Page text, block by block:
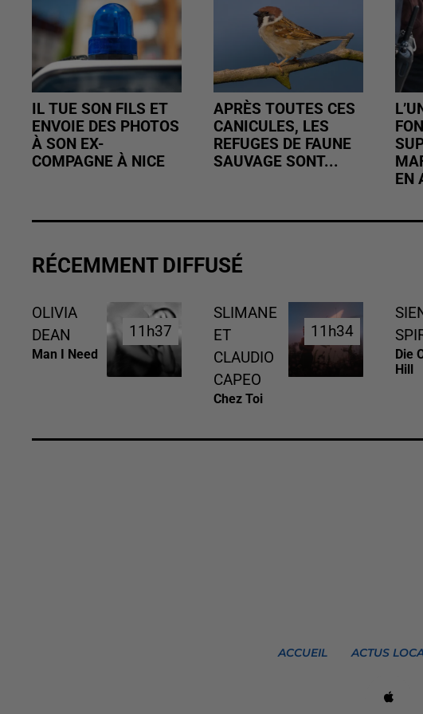
IL TUE SON FILS ET
ENVOIE DES PHOTOS
À SON EX-
COMPAGNE À NICE
APRÈS TOUTES CES
CANICULES, LES
REFUGES DE FAUNE
SAUVAGE SONT...
EN
RÉCEMMENT DIFFUSÉ
OLIVIA
DEAN
Man I Need
11h37
11h37
SLIMANE
ET
CLAUDIO
CAPEO
Chez Toi
11h34
11h34
Die
Hill
ACCUEIL ACTUS